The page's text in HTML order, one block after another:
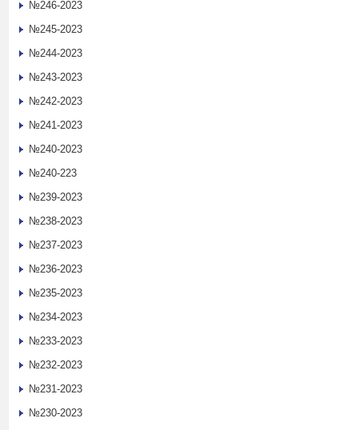
№246-2023
№245-2023
№244-2023
№243-2023
№242-2023
№241-2023
№240-2023
№240-223
№239-2023
№238-2023
№237-2023
№236-2023
№235-2023
№234-2023
№233-2023
№232-2023
№231-2023
№230-2023